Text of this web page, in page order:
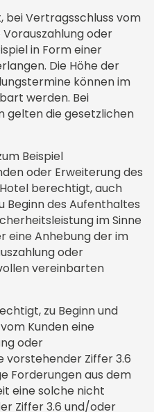
bei Vertragsschluss vom
oder
in Form einer
Die Höhe der
können im
werden. Bei
gelten die gesetzlichen
Beispiel
oder Erweiterung des
berechtigt, auch
Beginn des Aufenthaltes
im Sinne
eine Anhebung der im
oder
vereinbarten
zu Beginn und
Kunden eine
oder
vorstehender Ziffer 3.6
Forderungen aus dem
eine solche nicht
Ziffer 3.6 und/oder